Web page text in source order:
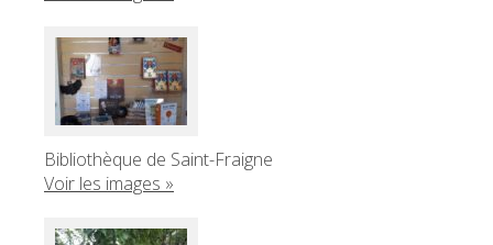
Bibliothèque de Saint-Fraigne
Voir les images »